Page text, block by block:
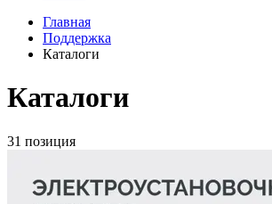
Главная
Поддержка
Каталоги
Каталоги
31 позиция